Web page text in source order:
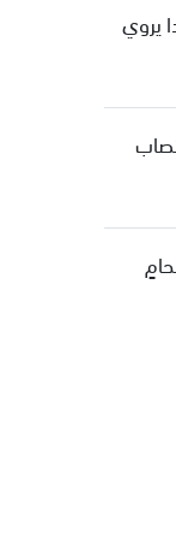
يروي